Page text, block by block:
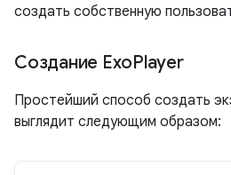
создать собственную
Создание ExoPlayer
Простейший способ создать
выглядит следующим образом: